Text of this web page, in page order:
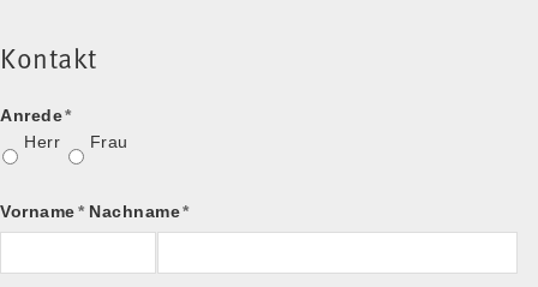
Kontakt
Anrede*
Herr
Frau
Vorname* Nachname*